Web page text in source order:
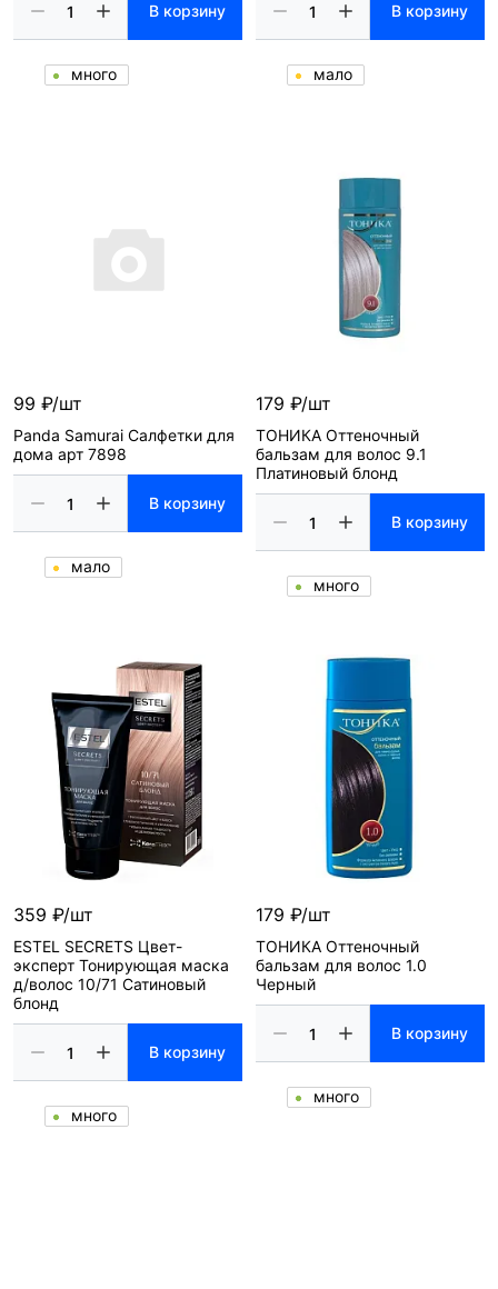
В корзину
много
В корзину
мало
99 ₽/шт
Panda Samurai Салфетки для
дома арт 7898
В корзину
мало
179 ₽/шт
ТОНИКА Оттеночный
бальзам для волос 9.1
Платиновый блонд
В корзину
много
359 ₽/шт
ESTEL SECRETS Цвет-
эксперт Тонирующая маска
д/волос 10/71 Сатиновый
блонд
В корзину
много
179 ₽/шт
ТОНИКА Оттеночный
бальзам для волос 1.0
Черный
В корзину
много